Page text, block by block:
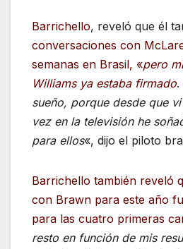
Barrichello, reveló que él
conversaciones con
semanas en Brasil, «pero
Williams ya estaba firmado.
sueño, porque desde que
vez en la televisión he
para ellos«, dijo el piloto
Barrichello también reveló
con Brawn para este año
para las cuatro primeras
resto en función de mis